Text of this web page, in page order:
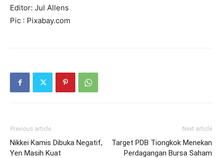
Editor: Jul Allens
Pic : Pixabay.com
Previous article
Nikkei Kamis Dibuka Negatif,
Yen Masih Kuat
Next article
Target PDB Tiongkok Menekan
Perdagangan Bursa Saham